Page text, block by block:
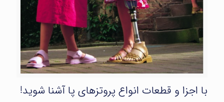
با اجزا و قطعات انواع پروتزهای پا آشنا شوید!